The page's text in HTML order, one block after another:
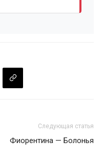
Следующая статья
Фиорентина — Болонья